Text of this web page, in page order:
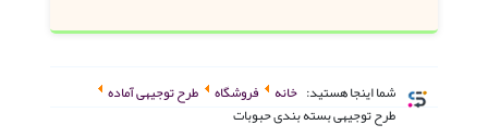
شما اینجا هستید: خانه فروشگاه طرح توجیهی آماده
طرح توجیهی بسته بندی حبوبات